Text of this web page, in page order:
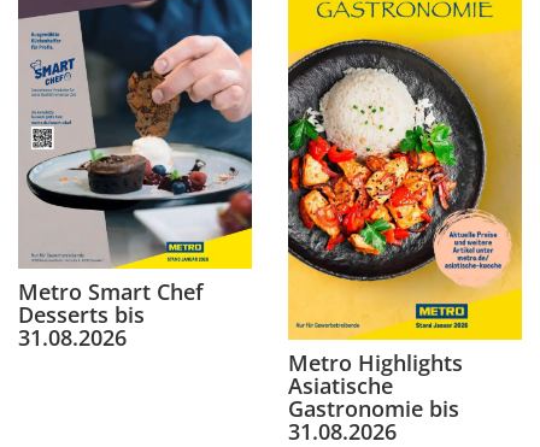
Metro Smart Chef
Desserts bis
31.08.2026
Metro Highlights
Asiatische
Gastronomie bis
31.08.2026